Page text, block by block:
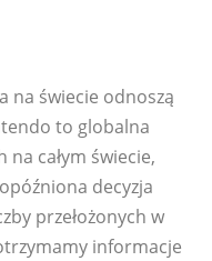
na świecie odnoszą
to globalna
całym świecie,
opóźniona decyzja
przełożonych w
informacje